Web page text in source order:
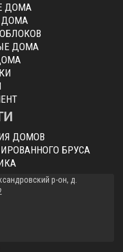
ДОМА
ДОМА
ДОМА
ДОМОВ
БРУСА
р-он, д.